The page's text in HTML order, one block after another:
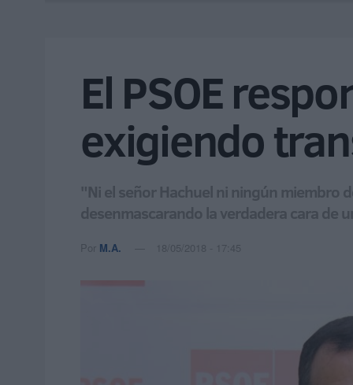
El PSOE
exigiendo
"Ni el señor Hachuel ni ningún miembro
desenmascarando la verdadera cara de
Por M.A. 18/05/2018 - 17:45